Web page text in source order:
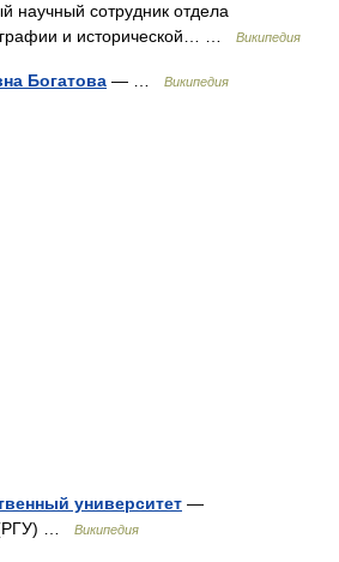
научный сотрудник отдела
и исторической… …
Википедия
Богатова — … Википедия
университет —
(РГУ) …
Википедия